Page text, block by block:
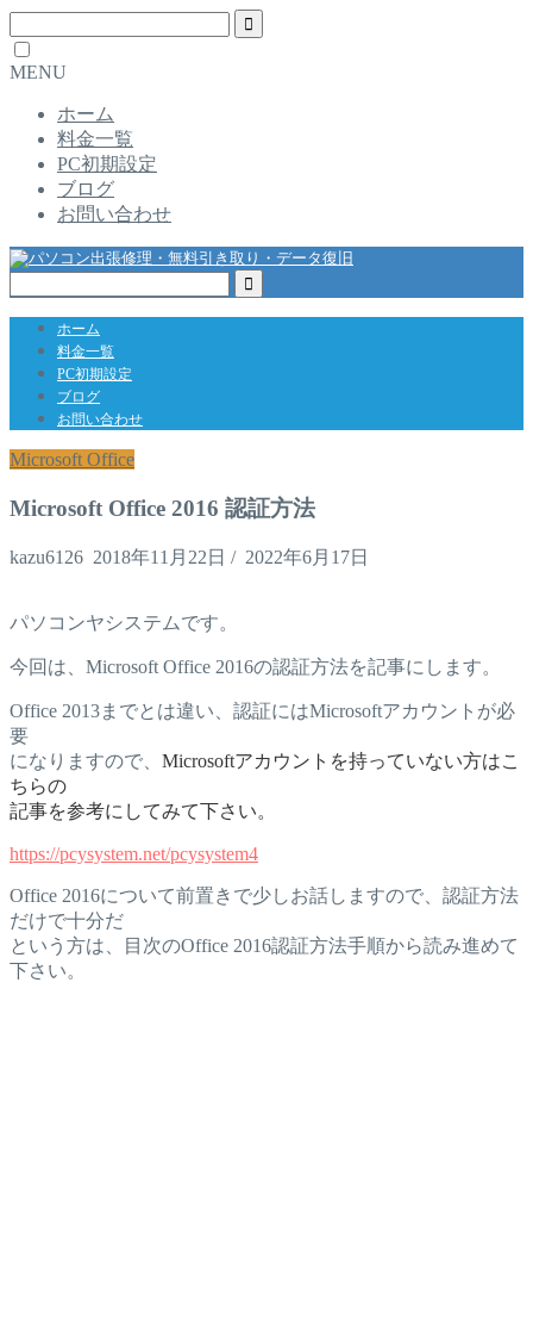
MENU
ホーム
料金一覧
PC初期設定
ブログ
お問い合わせ
ホーム
料金一覧
PC初期設定
ブログ
お問い合わせ
Microsoft Office
Microsoft Office 2016 認証方法
kazu6126 2018年11月22日 / 2022年6月17日
パソコンヤシステムです。
今回は、Microsoft Office 2016の認証方法を記事にします。
Office 2013までとは違い、認証にはMicrosoftアカウントが必
要
になりますので、 Microsoftアカウントを持っていない方はこ
ちらの
記事を参考にしてみて下さい。
https://pcysystem.net/pcysystem4
Office 2016について前置きで少しお話しますので、認証方法
だけで十分だ
という方は、目次のOffice 2016認証方法手順から読み進めて
下さい。